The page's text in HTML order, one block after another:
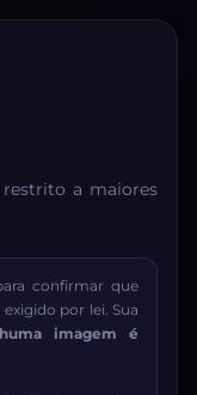
a maiores
confirmar que
por lei. Sua
imagem é